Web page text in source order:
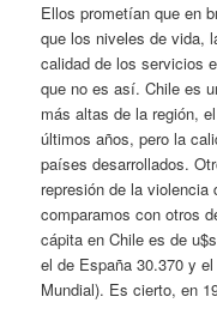
Ellos prometían que en
que los niveles de vida,
calidad de los servicios
que no es así. Chile es
más altas de la región,
últimos años, pero la
países desarrollados.
represión de la
comparamos con otros
cápita en Chile es de
el de España 30.370 y
Mundial). Es cierto, en